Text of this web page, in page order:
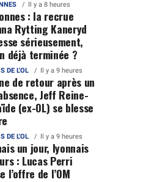
Il y a 8 heures
: la recrue
Rytting Kaneryd
sérieusement,
déjà terminée ?
DE L'OL Il y a 9 heures
de retour après un
Jeff Reine-
(ex-OL) se blesse
DE L'OL Il y a 9 heures
un jour, lyonnais
: Lucas Perri
l’offre de l’OM